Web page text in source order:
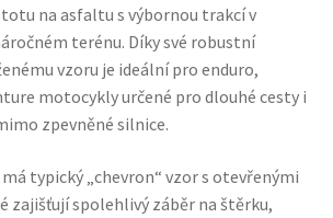
na asfaltu s výbornou trakcí v
terénu. Díky své robustní
vzoru je ideální pro enduro,
motocykly určené pro dlouhé cesty i
zpevněné silnice.
má typický „chevron“ vzor s otevřenými
zajišťují spolehlivý záběr na štěrku,